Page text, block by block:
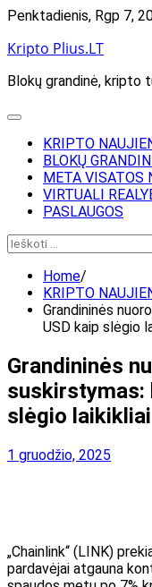
Skip
content
Penktadienis, Rgp 7,
Kripto Plius.LT
Blokų grandinė, kripto
KRIPTO
BLOKŲ
META VISATOS
VIRTUALI
PASLAUGOS
Ieškoti:
Home
KRIPTO
Grandininės
USD kaip slėgio
Grandininės
suskirstymas:
slėgio laikikliai
1 gruodžio, 2025
„Chainlink“ (LINK)
pardavėjai atgauna